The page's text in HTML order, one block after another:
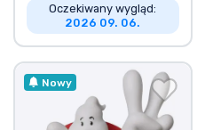
Oczekiwany wygląd:
2026 09. 06.
Nowy